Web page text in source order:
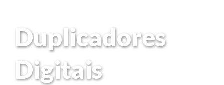
Duplicadores
Digitais